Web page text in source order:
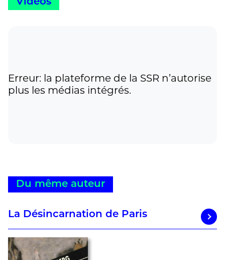
(son pays d’adoption), l’Amérique,
histoire. » Anthony Burlaud
Vidéos
Erreur: la plateforme de la SSR n’autorise
plus les médias intégrés.
Du même auteur
La Désincarnation de Paris